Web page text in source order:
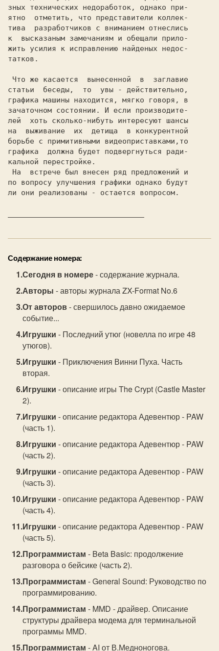
зных технических недоработок, однако при-
ятно  отметить, что представители коллек-
тива  разработчиков с вниманием отнеслись
к  высказаным замечаниям и обещали прило-
жить усилия к исправлению найденых недос-
татков.
статьи  беседы,  то  увы - действительно,
графика машины находится, мягко говоря, в
зачаточном состоянии. И если производите-
лей  хоть сколько-нибуть интересуют шансы
на  выживание  их  детища  в конкурентной
борьбе с примитивными видеоприставками,то
графика  должна будет подвергнуться ради-
кальной перестройке.
по вопросу улучшения графики однако будут
ли они реализованы - остается вопросом.
Содержание номера:
Сегодня в номере- содержание журнала.
Авторы - авторы журнала ZX-Format No.6
От авторов- свершилось давно ожидаемое
событие...
Игрушки - Последний утюг (новелла по игре 48
утюгов).
Игрушки - Приключения Винни Пуха. Часть
вторая.
Игрушки - описание игры The Crypt (Castle Master
2).
Игрушки - описание редактора Адевентюр - PAW
(часть 1).
Игрушки - описание редактора Адевентюр - PAW
(часть 2).
Игрушки - описание редактора Адевентюр - PAW
(часть 3).
Игрушки - описание редактора Адевентюр - PAW
(часть 4).
Игрушки - описание редактора Адевентюр - PAW
(часть 5).
Программистам - Beta Basic: продолжение
разговора о бейсике (часть 2).
Программистам - General Sound: Руководство по
программированию.
Программистам - MMD - драйвер. Описание
структуры драйвера модема для терминальной
программы MMD.
Программистам - AI от В.Медноногова.